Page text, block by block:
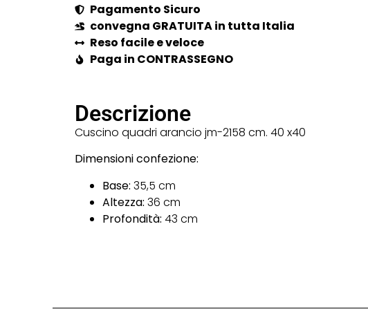
Pagamento Sicuro
convegna GRATUITA in tutta Italia
Reso facile e veloce
Paga in CONTRASSEGNO
Descrizione
Cuscino quadri arancio jm-2158 cm. 40 x40
Dimensioni confezione:
Base: 35,5 cm
Altezza: 36 cm
Profondità: 43 cm